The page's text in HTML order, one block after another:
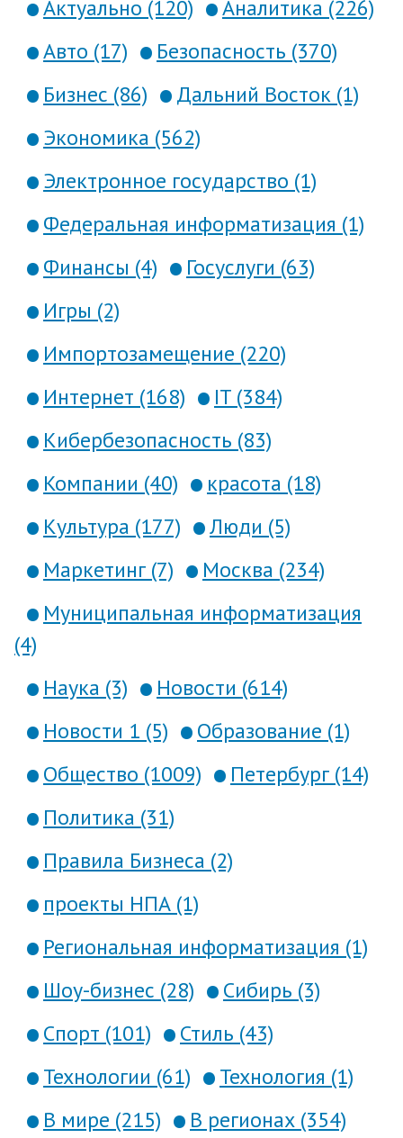
Актуально (120)
Аналитика (226)
Авто (17)
Безопасность (370)
Бизнес (86)
Дальний Восток (1)
Экономика (562)
Электронное государство (1)
Федеральная информатизация (1)
Финансы (4)
Госуслуги (63)
Игры (2)
Импортозамещение (220)
Интернет (168)
IT (384)
Кибербезопасность (83)
Компании (40)
красота (18)
Культура (177)
Люди (5)
Маркетинг (7)
Москва (234)
Муниципальная информатизация
(4)
Наука (3)
Новости (614)
Новости 1 (5)
Образование (1)
Общество (1009)
Петербург (14)
Политика (31)
Правила Бизнеса (2)
проекты НПА (1)
Региональная информатизация (1)
Шоу-бизнес (28)
Сибирь (3)
Спорт (101)
Стиль (43)
Технологии (61)
Технология (1)
В мире (215)
В регионах (354)